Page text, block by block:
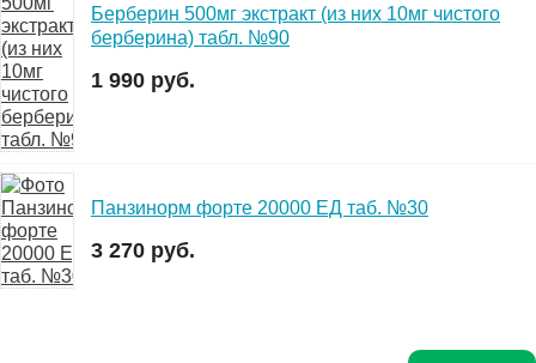
Берберин 500мг экстракт (из них 10мг чистого
берберина) табл. №90
1 990 руб.
Панзинорм форте 20000 ЕД таб. №30
3 270 руб.